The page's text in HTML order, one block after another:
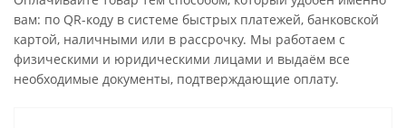
вам: по QR-коду в системе быстрых платежей, банковской
картой, наличными или в рассрочку. Мы работаем с
физическими и юридическими лицами и выдаём все
необходимые документы, подтверждающие оплату.